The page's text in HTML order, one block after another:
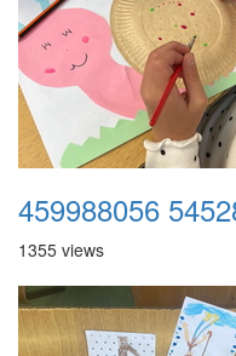
1355 views